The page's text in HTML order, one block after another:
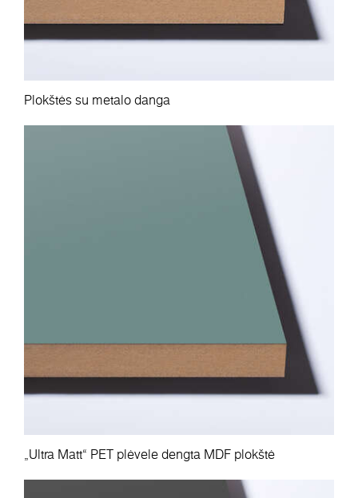
Plokštės su metalo danga
„Ultra Matt“ PET plėvele dengta MDF plokštė